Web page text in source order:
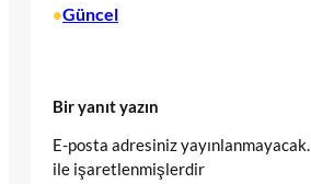
•Güncel
Bir yanıt yazın
E-posta adresiniz yayınlanmayacak.
ile işaretlenmişlerdir